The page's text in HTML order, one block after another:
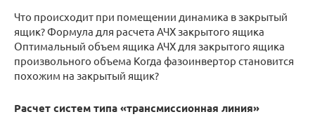
Что происходит при помещении динамика в закрытый
ящик? Формула для расчета АЧХ закрытого ящика
Оптимальный объем ящика АЧХ для закрытого ящика
произвольного объема Когда фазоинвертор становится
похожим на закрытый ящик?
Расчет систем типа «трансмиссионная линия»